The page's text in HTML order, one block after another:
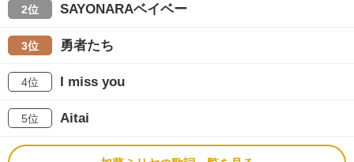
2位 SAYONARAベイベー
3位 勇者たち
4位 I miss you
5位 Aitai